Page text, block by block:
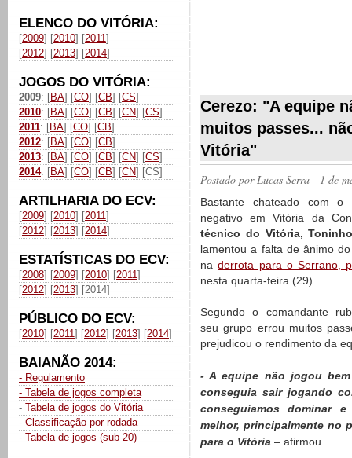
ELENCO DO VITÓRIA:
[2009] [2010] [2011]
[2012] [2013] [2014]
JOGOS DO VITÓRIA:
2009: [BA] [CO] [CB] [CS]
2010: [BA] [CO] [CB] [CN] [CS]
2011: [BA] [CO] [CB]
2012: [BA] [CO] [CB]
2013: [BA] [CO] [CB] [CN] [CS]
2014: [BA] [CO] [CB] [CN] [CS]
ARTILHARIA DO ECV:
[2009] [2010] [2011]
[2012] [2013] [2014]
ESTATÍSTICAS DO ECV:
[2008] [2009] [2010] [2011]
[2012] [2013] [2014]
PÚBLICO DO ECV:
[2010] [2011] [2012] [2013] [2014]
BAIANÃO 2014:
- Regulamento
- Tabela de jogos completa
- Tabela de jogos do Vitória
- Classificação por rodada
- Tabela de jogos (sub-20)
Cerezo: "A equipe
muitos passes...
Vitória"
Postado porLucas Serra - 1 de
Bastante chateado com o
negativo em Vitória da
técnico do Vitória,
lamentou a falta de ânimo
naderrota para o Serrano,
nesta quarta-feira (29).
Segundo o comandante
seu grupo errou muitos
prejudicou o rendimento da
- A equipe não jogou
conseguia sair jogando
conseguíamos dominar
melhor, principalmente no
para o Vitória – afirmou.